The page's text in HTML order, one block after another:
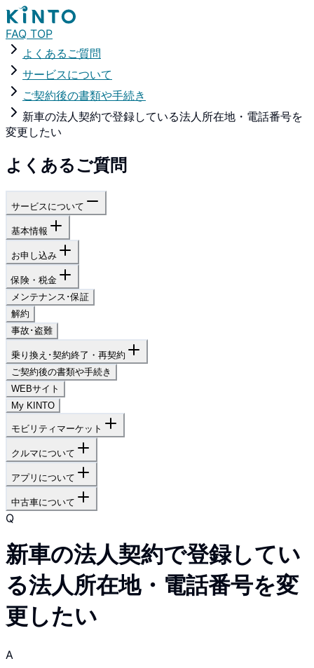
FAQ TOP
よくあるご質問
サービスについて
ご契約後の書類や手続き
新車の法人契約で登録している法人所在地・電話番号を
変更したい
よくあるご質問
サービスについて
基本情報
お申し込み
保険・税金
メンテナンス･保証
解約
事故･盗難
乗り換え･契約終了・再契約
ご契約後の書類や手続き
WEBサイト
My KINTO
モビリティマーケット
クルマについて
アプリについて
中古車について
Q
新車の法人契約で登録してい
る法人所在地・電話番号を変
更したい
A